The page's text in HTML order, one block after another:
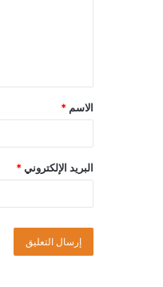
الاسم *
البريد الإلكتروني *